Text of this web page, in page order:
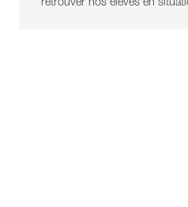
retrouver nos élèves en